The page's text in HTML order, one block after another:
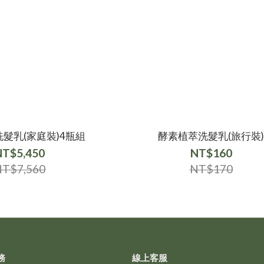
乳(家庭裝)4瓶組 酵素植萃洗髮乳(旅行裝)
NT$160
NT$170
線上客服